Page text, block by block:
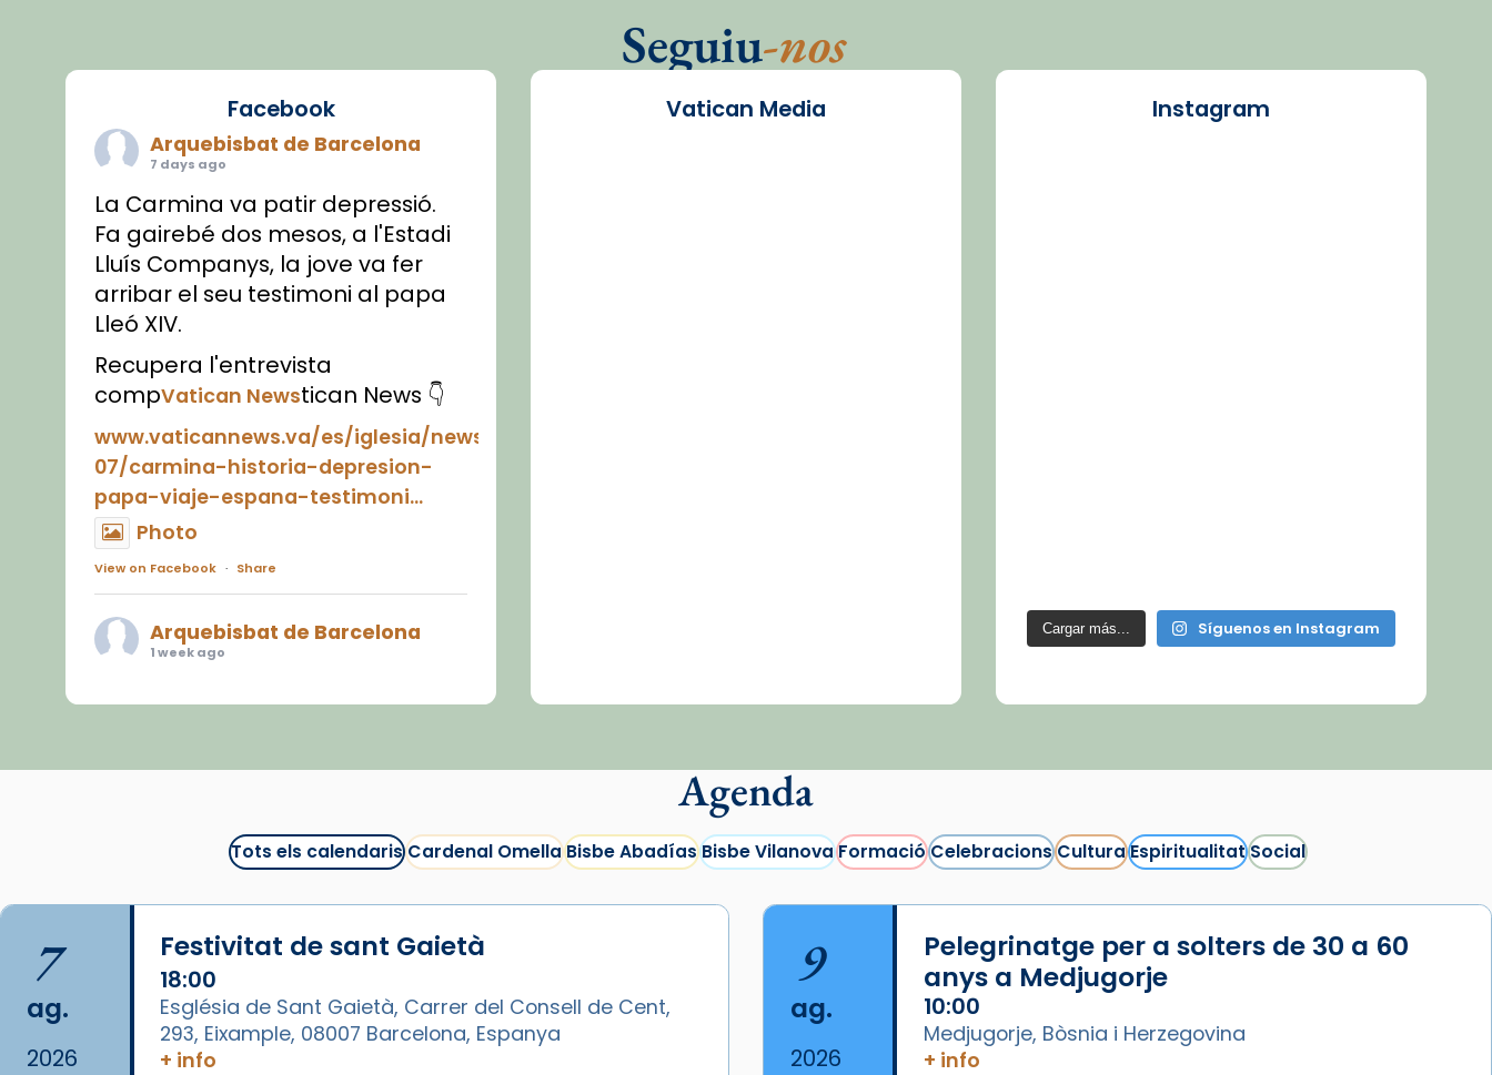
Seguiu-nos
Facebook
Arquebisbat de Barcelona
7 days ago
La Carmina va patir depressió.
Fa gairebé dos mesos, a l'Estadi
Lluís Companys, la jove va fer
arribar el seu testimoni al papa
Lleó XIV.
Recupera l'entrevista
compVatican Newstican News 👇
www.vaticannews.va/es/iglesia/news/2026-
07/carmina-historia-depresion-
papa-viaje-espana-testimoni...
Photo
View on Facebook · Share
Arquebisbat de Barcelona
1 week ago
juliol la missa de Les Santes de
📸 J. Merino
Photo
View on Facebook · Share
Vatican Media Instagram
Cargar más... Síguenos en Instagram
Agenda
Tots els calendarisCardenal OmellaBisbe AbadíasBisbe VilanovaFormacióCelebracionsCulturaEspiritualitatSocial
7
ag.
2026
Festivitat de sant Gaietà
18:00
Església de Sant Gaietà, Carrer del Consell de Cent,
293, Eixample, 08007 Barcelona, Espanya
+ info
9
ag.
2026
Pelegrinatge per a solters de 30 a 60
anys a Medjugorje
10:00
Medjugorje, Bòsnia i Herzegovina
+ info